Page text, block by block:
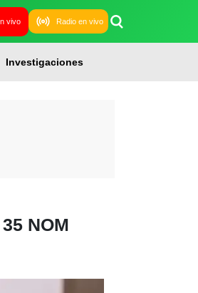
vivo Radio en vivo
Investigaciones
NOM